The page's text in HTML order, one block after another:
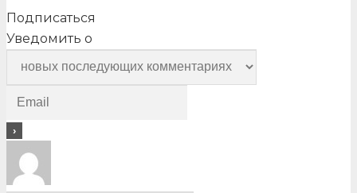
Подписаться
Уведомить о